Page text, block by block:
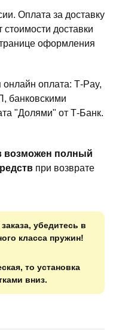
Оплата за доставку
стоимости доставки
оформления
оплата: T‑Pay,
банковскими
"Долями" от Т-Банк.
возможен полный
при возврате
убедитесь в
класса пружин!
то установка
вниз.